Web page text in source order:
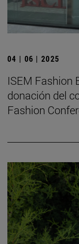
04 | 06 | 2025
ISEM Fashion
donación del
Fashion